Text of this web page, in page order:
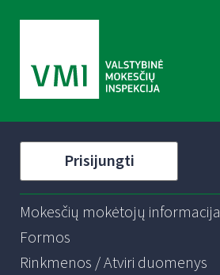
Prisijungti
Mokesčių mokėtojų informacija
Formos
Rinkmenos / Atviri duomenys